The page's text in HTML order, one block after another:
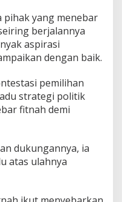
pihak yang menebar
berjalannya
aspirasi
dengan baik.
pemilihan
strategi politik
fitnah demi
dukungannya, ia
atas ulahnya